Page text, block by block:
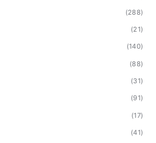
(288)
(21)
(140)
(88)
(31)
(91)
(17)
(41)